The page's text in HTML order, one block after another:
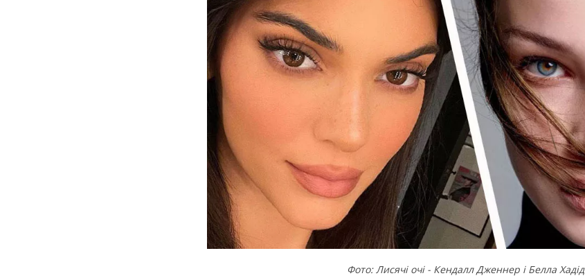
Фото: Лисячі очі - Кендалл Дженнер і Белла Хадід